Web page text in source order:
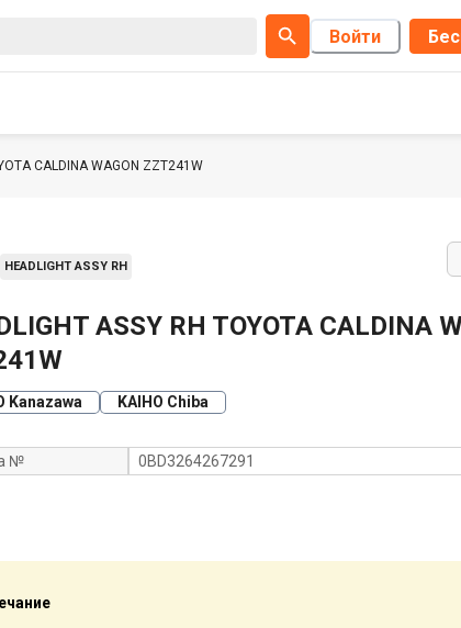
Войти
CALDINA WAGON ZZT241W
HEADLIGHT ASSY RH
ASSY RH TOYOTA CALDINA
Kanazawa KAIHO Chiba
№ 0BD3264267291